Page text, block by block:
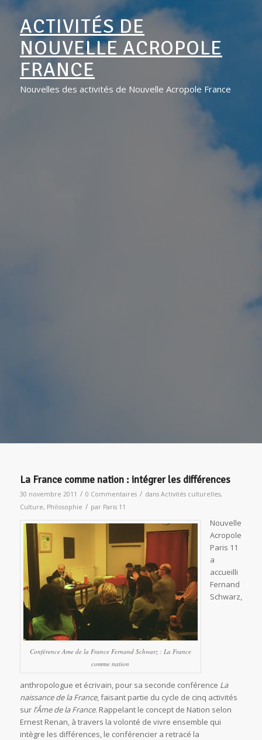
ACTIVITÉS DE
NOUVELLE ACROPOLE
FRANCE
Nouvelles des activités de Nouvelle Acropole France
La France comme nation : intégrer les différences
30 novembre 2011 / 0 Commentaires / dans Activités culturelles,
Culture, Philosophie / par Paris 11
Conférence Ame de la France Fernand Schwarz : La France
comme nation
Nouvelle
Acropole
Paris 11
a
accueilli
Fernand
Schwarz,
anthropologue et écrivain, pour sa seconde conférence La
naissance de la France, faisant partie du cycle de cinq activités
sur l’Âme de la France. Rappelant le concept de Nation selon
Ernest Renan, à travers la volonté de vivre ensemble qui
intègre les différences, le conférencier a retracé la